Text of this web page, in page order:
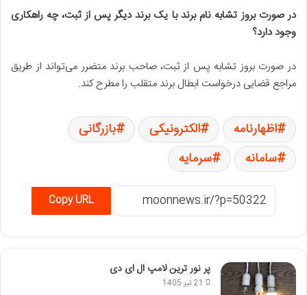
در صورت بروز تشابه نام برند با یک برند دیگر پس از ثبت، چه راهکاری
وجود دارد؟
در صورت بروز تشابه پس از ثبت، صاحب برند متضرر می‌تواند از طریق
مراجع قضایی درخواست ابطال برند متقلب را مطرح کند.
اظهارنامه الکترونیکی
بازرگانی
سامانه
سرمایه
Copy URL
پر نور ترین لامپ ال ای دی
21 تیر 1405